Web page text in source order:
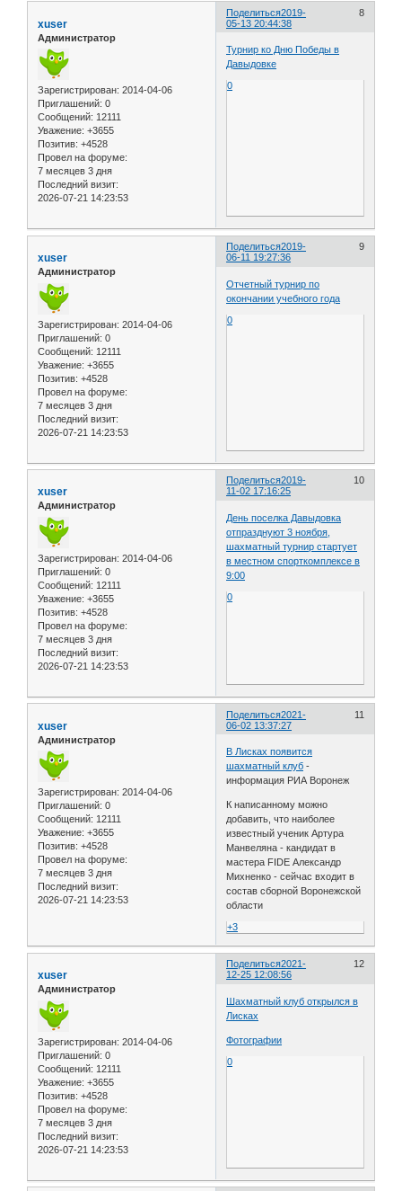
Поделиться 8
2019-
05-13 20:44:38
xuser
Администратор
Зарегистрирован: 2014-04-06
Приглашений: 0
Сообщений: 12111
Уважение: +3655
Позитив: +4528
Провел на форуме:
7 месяцев 3 дня
Последний визит:
2026-07-21 14:23:53
Турнир ко Дню Победы в
Давыдовке
0
Поделиться 9
2019-
06-11 19:27:36
xuser
Администратор
Зарегистрирован: 2014-04-06
Приглашений: 0
Сообщений: 12111
Уважение: +3655
Позитив: +4528
Провел на форуме:
7 месяцев 3 дня
Последний визит:
2026-07-21 14:23:53
Отчетный турнир по
окончании учебного года
0
Поделиться 10
2019-
11-02 17:16:25
xuser
Администратор
Зарегистрирован: 2014-04-06
Приглашений: 0
Сообщений: 12111
Уважение: +3655
Позитив: +4528
Провел на форуме:
7 месяцев 3 дня
Последний визит:
2026-07-21 14:23:53
День поселка Давыдовка
отпразднуют 3 ноября,
шахматный турнир стартует
в местном спорткомплексе в
9:00
0
Поделиться 11
2021-
06-02 13:37:27
xuser
Администратор
Зарегистрирован: 2014-04-06
Приглашений: 0
Сообщений: 12111
Уважение: +3655
Позитив: +4528
Провел на форуме:
7 месяцев 3 дня
Последний визит:
2026-07-21 14:23:53
В Лисках появится
шахматный клуб -
информация РИА Воронеж
К написанному можно
добавить, что наиболее
известный ученик Артура
Манвеляна - кандидат в
мастера FIDE Александр
Михненко - сейчас входит в
состав сборной Воронежской
области
+3
Поделиться 12
2021-
12-25 12:08:56
xuser
Администратор
Зарегистрирован: 2014-04-06
Приглашений: 0
Сообщений: 12111
Уважение: +3655
Позитив: +4528
Провел на форуме:
7 месяцев 3 дня
Последний визит:
2026-07-21 14:23:53
Шахматный клуб открылся в
Лисках
Фотографии
0